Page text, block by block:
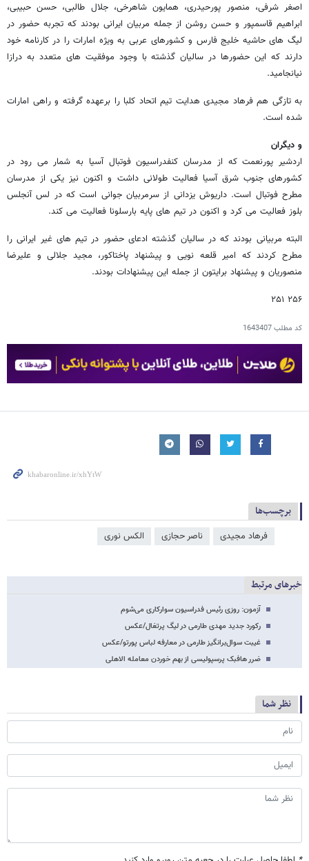
اصغر شرفی، منصور پورحیدری، همایون شاهرخی، جلال طالبی، حسن حبیبی،
ابراهیم قاسمپور و حسن روشن از جمله مربیان ایرانی بودند که تجربه حضور در
لیگ های حاشیه خلیج فارس و کشورهای عربی به ویژه امارات را در کارنامه خود
دارند که این حضورها در سالیان گذشته با وجود موفقیت های متعدد به درازا
نیانجامید.
به تازگی هم فرهاد مجیدی هدایت تیم اتحاد کلبا را برعهده گرفته و راهی امارات
شده است.
و دیگران
اردشیر پورنعمت که از مدرسان کنفدراسیون فوتبال آسیا به شمار می رود در
کشورهای جنوب شرق آسیا فعالیت طولانی داشت و اکنون نیز یکی از مدرسان
مطرح فوتبال است. داریوش یزدانی از سرمربیان جوانی است که در لس آنجلس
بلوز فعالیت می کرد و اکنون در تیم های پایه بارسلونا فعالیت می کند.
البته مربیانی بودند که در سالیان گذشته ادعای حضور در تیم های غیر ایرانی را
مطرح کردند که امیر قلعه نویی و پیشنهاد پاختاکور، مجید جلالی و علیرضا
منصوریان و پیشنهاد برایتون از جمله این پیشنهادات بودند.
۲۵۶ ۲۵۱
کد مطلب1643407
برچسب‌ها
فرهاد مجیدی ناصر حجازی الكس نوری
خبرهای مرتبط
آزمون: روزی رئیس فدراسیون سوارکاری می‌شوم
رکورد جدید مهدی طارمی در لیگ پرتغال/عکس
غیبت سوال‌برانگیز طارمی در معارفه لباس پورتو/عکس
ضرر هافبک پرسپولیسی از بهم خوردن معامله الاهلی
نظر شما